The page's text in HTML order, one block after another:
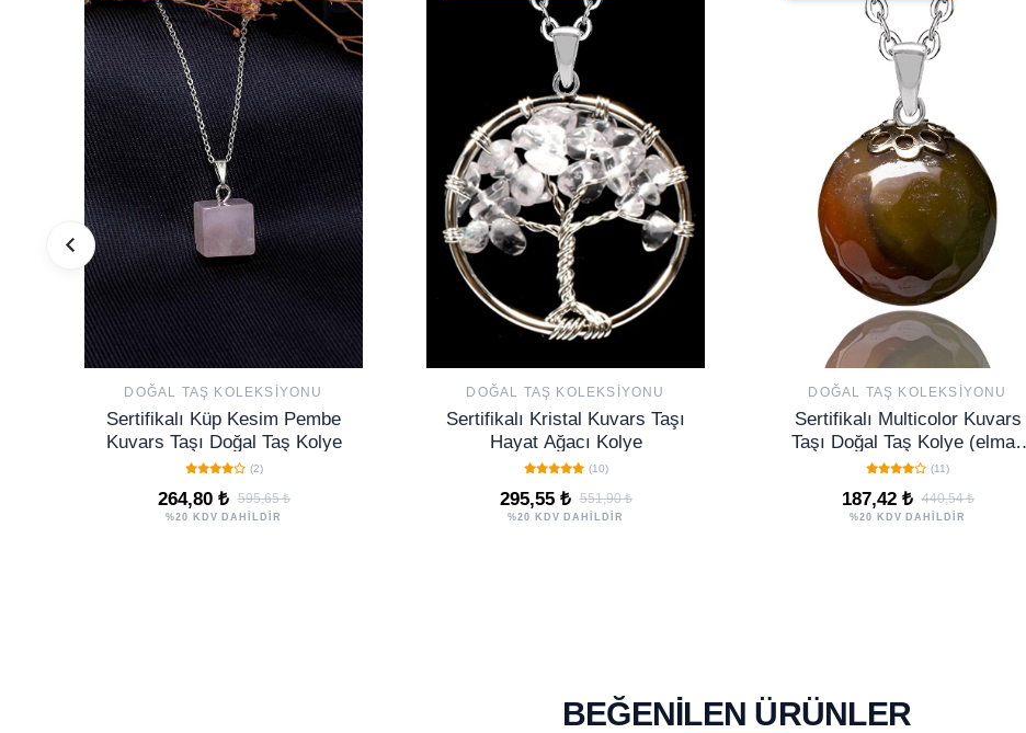
DOĞAL TAŞ KOLEKSIYONU
Sertifikalı Küp Kesim Pembe
Kuvars Taşı Doğal Taş Kolye
(2)
264,80 ₺ 595,65 ₺
%20 KDV DAHİLDİR
DOĞAL TAŞ KOLEKSIYONU
Sertifikalı Kristal Kuvars Taşı
Hayat Ağacı Kolye
(10)
295,55 ₺ 551,90 ₺
%20 KDV DAHİLDİR
DOĞAL TAŞ KOLEKSIYONU
Sertifikalı Multicolor Kuvars
Taşı Doğal Taş Kolye (elmas
Kesim)(11)
187,42 ₺ 440,54 ₺
%20 KDV DAHİLDİR
BEĞENILEN ÜRÜNLER